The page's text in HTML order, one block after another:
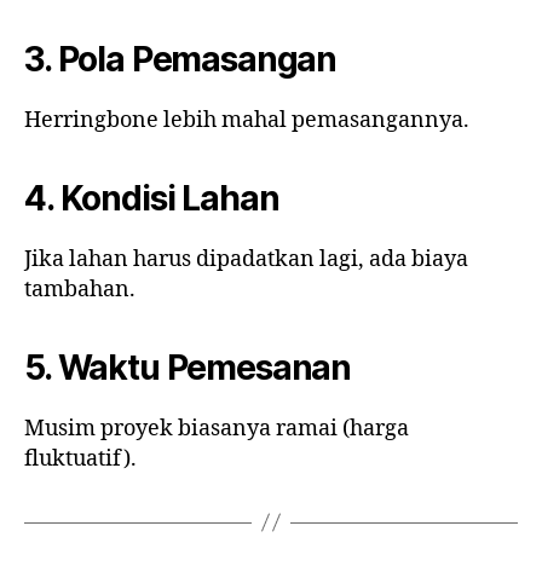
3. Pola Pemasangan
Herringbone lebih mahal pemasangannya.
4. Kondisi Lahan
Jika lahan harus dipadatkan lagi, ada biaya
tambahan.
5. Waktu Pemesanan
Musim proyek biasanya ramai (harga
fluktuatif).